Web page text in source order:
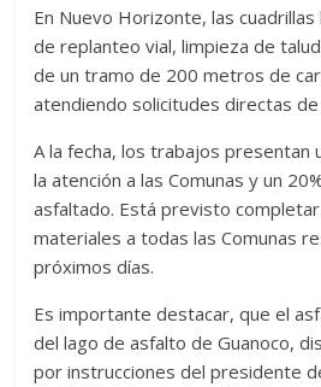
En Nuevo Horizonte, las cuadrillas
de replanteo vial, limpieza de
de un tramo de 200 metros de
atendiendo solicitudes directas de
A la fecha, los trabajos presentan
la atención a las Comunas y un
asfaltado. Está previsto
materiales a todas las Comunas
próximos días.
Es importante destacar, que el
del lago de asfalto de Guanoco,
por instrucciones del presidente